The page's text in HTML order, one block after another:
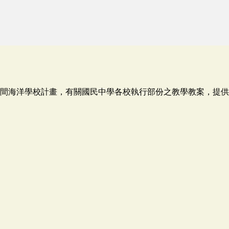
海洋學校計畫，有關國民中學各校執行部份之教學教案，提